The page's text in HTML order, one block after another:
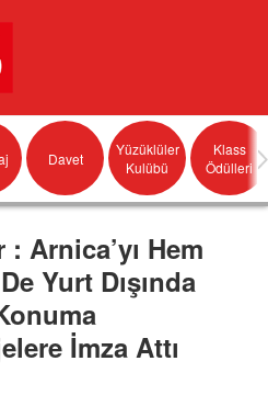
Davet
Yüzüklüler
Kulübü
Klass
Ödülleri
Arnica’yı Hem
Yurt Dışında
İmza Attı